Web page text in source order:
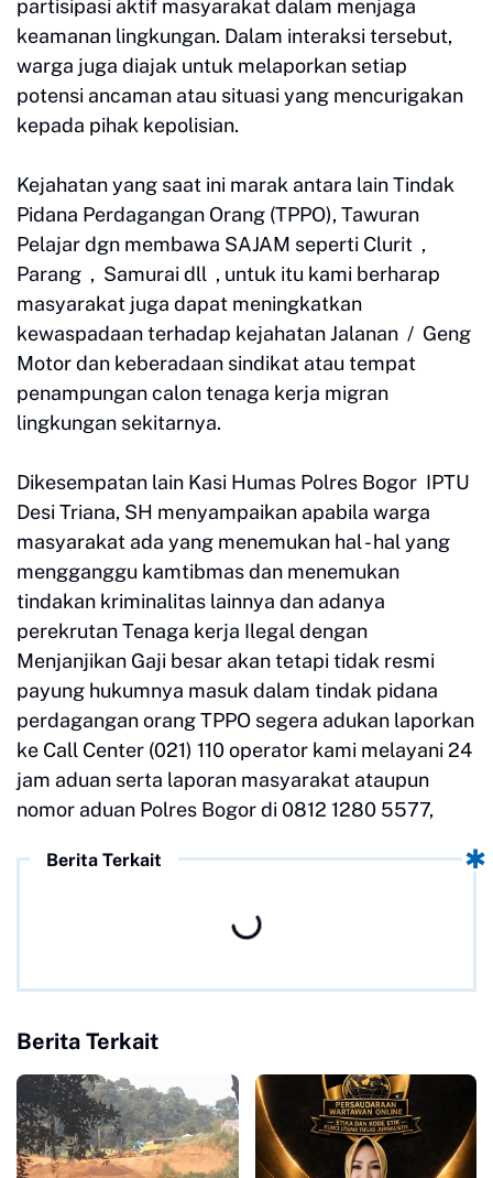
partisipasi aktif masyarakat dalam menjaga
keamanan lingkungan. Dalam interaksi tersebut,
warga juga diajak untuk melaporkan setiap
potensi ancaman atau situasi yang mencurigakan
kepada pihak kepolisian.
Kejahatan yang saat ini marak antara lain Tindak
Pidana Perdagangan Orang (TPPO), Tawuran
Pelajar dgn membawa SAJAM seperti Clurit ,
Parang , Samurai dll , untuk itu kami berharap
masyarakat juga dapat meningkatkan
kewaspadaan terhadap kejahatan Jalanan / Geng
Motor dan keberadaan sindikat atau tempat
penampungan calon tenaga kerja migran
lingkungan sekitarnya.
Dikesempatan lain Kasi Humas Polres Bogor IPTU
Desi Triana, SH menyampaikan apabila warga
masyarakat ada yang menemukan hal - hal yang
mengganggu kamtibmas dan menemukan
tindakan kriminalitas lainnya dan adanya
perekrutan Tenaga kerja Ilegal dengan
Menjanjikan Gaji besar akan tetapi tidak resmi
payung hukumnya masuk dalam tindak pidana
perdagangan orang TPPO segera adukan laporkan
ke Call Center (021) 110 operator kami melayani 24
jam aduan serta laporan masyarakat ataupun
nomor aduan Polres Bogor di 0812 1280 5577,
Berita Terkait
Berita Terkait